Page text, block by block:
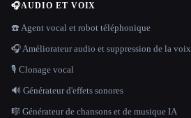
🎧AUDIO ET VOIX
☎️ Agent vocal et robot téléphonique
🎧 Améliorateur audio et suppression de la voix
🎙️ Clonage vocal
🔊 Générateur d'effets sonores
🎼 Générateur de chansons et de musique IA